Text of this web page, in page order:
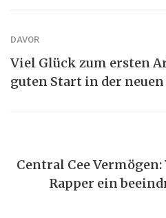
DAVOR
Viel Glück zum ersten
guten Start in der
Central Cee
Rapper ein